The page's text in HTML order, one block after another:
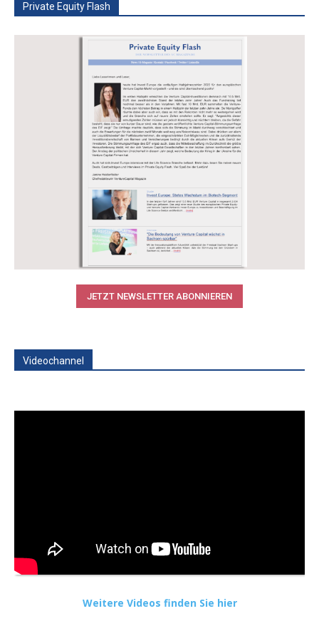
Private Equity Flash
JETZT NEWSLETTER ABONNIEREN
Videochannel
Weitere Videos finden Sie hier